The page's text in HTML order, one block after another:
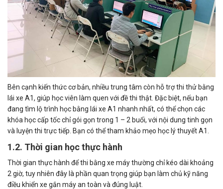
Bên cạnh kiến thức cơ bản, nhiều trung tâm còn hỗ trợ thi thử bằng
lái xe A1, giúp học viên làm quen với đề thi thật. Đặc biệt, nếu bạn
đang tìm lộ trình học bằng lái xe A1 nhanh nhất, có thể chọn các
khóa học cấp tốc chỉ gói gọn trong 1 – 2 buổi, với nội dung tinh gọn
và luyện thi trực tiếp. Bạn có thể tham khảo mẹo học lý thuyết A1.
1.2. Thời gian học thực hành
Thời gian thực hành để thi bằng xe máy thường chỉ kéo dài khoảng
2 giờ, tuy nhiên đây là phần quan trọng giúp bạn làm chủ kỹ năng
điều khiển xe gắn máy an toàn và đúng luật.